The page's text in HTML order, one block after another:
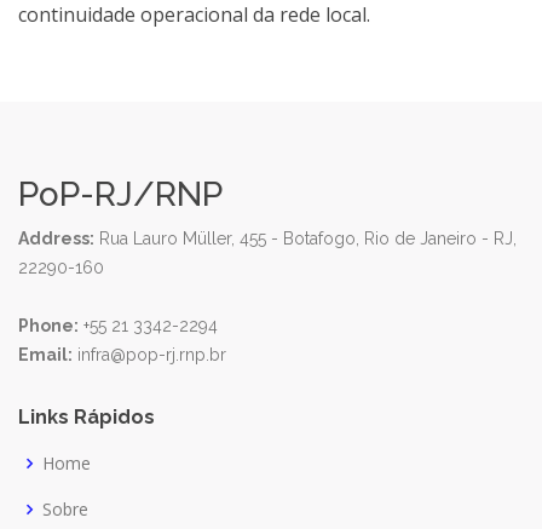
continuidade operacional da rede local.
PoP-RJ/RNP
Address: Rua Lauro Müller, 455 - Botafogo, Rio de Janeiro - RJ,
22290-160
Phone: +55 21 3342-2294
Email: infra@pop-rj.rnp.br
Links Rápidos
Home
Sobre